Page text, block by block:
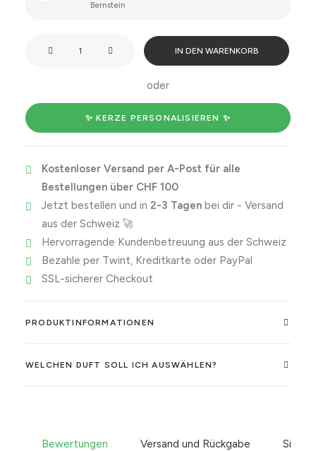
Bernstein
Nüt.
Menge
IN DEN WARENKORB
oder
✨ KERZE PERSONALISIEREN ✨
Kostenloser Versand per A-Post für alle
Bestellungen über CHF 100
Jetzt bestellen und in 2-3 Tagenbei dir - Versand
aus der Schweiz 🚀
Hervorragende Kundenbetreuung aus der Schweiz
Bezahle per Twint, Kreditkarte oder PayPal
SSL-sicherer Checkout
PRODUKTINFORMATIONEN
WELCHEN DUFT SOLL ICH AUSWÄHLEN?
Bewertungen Versand und Rückgabe